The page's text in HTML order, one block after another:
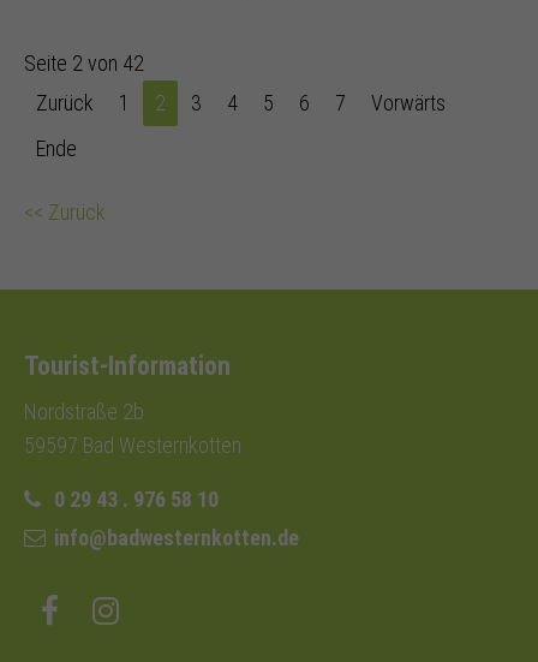
Seite 2 von 42
Zurück
1 2 3 4 5 6 7
Vorwärts
Ende
<< Zurück
Tourist-Information
Nordstraße 2b
59597 Bad Westernkotten
0 29 43 . 976 58 10
info@badwesternkotten.de